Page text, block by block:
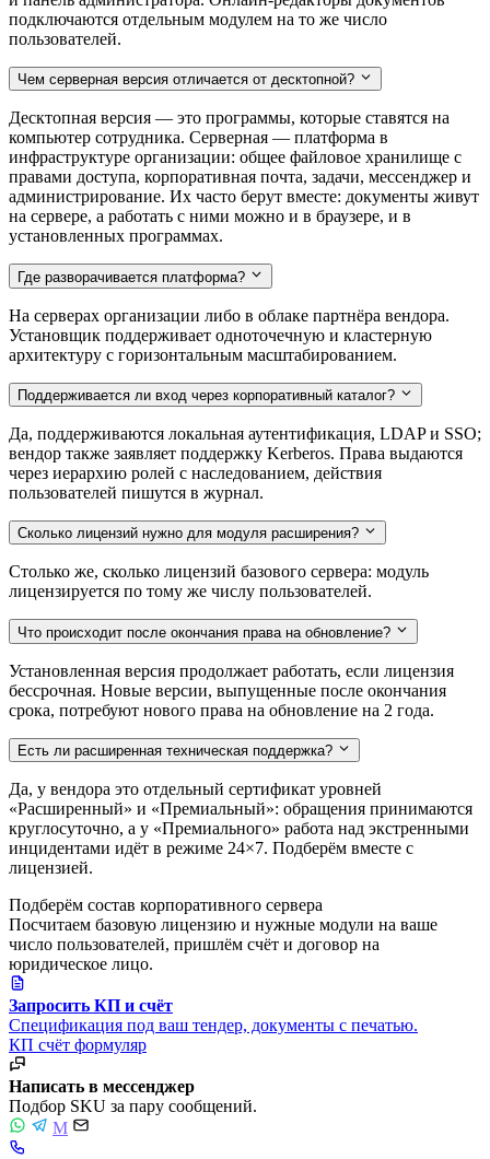
подключаются отдельным модулем на то же число
пользователей.
Чем серверная версия отличается от десктопной?
Десктопная версия — это программы, которые ставятся на
компьютер сотрудника. Серверная — платформа в
инфраструктуре организации: общее файловое хранилище с
правами доступа, корпоративная почта, задачи, мессенджер и
администрирование. Их часто берут вместе: документы живут
на сервере, а работать с ними можно и в браузере, и в
установленных программах.
Где разворачивается платформа?
На серверах организации либо в облаке партнёра вендора.
Установщик поддерживает одноточечную и кластерную
архитектуру с горизонтальным масштабированием.
Поддерживается ли вход через корпоративный каталог?
Да, поддерживаются локальная аутентификация, LDAP и SSO;
вендор также заявляет поддержку Kerberos. Права выдаются
через иерархию ролей с наследованием, действия
пользователей пишутся в журнал.
Сколько лицензий нужно для модуля расширения?
Столько же, сколько лицензий базового сервера: модуль
лицензируется по тому же числу пользователей.
Что происходит после окончания права на обновление?
Установленная версия продолжает работать, если лицензия
бессрочная. Новые версии, выпущенные после окончания
срока, потребуют нового права на обновление на 2 года.
Есть ли расширенная техническая поддержка?
Да, у вендора это отдельный сертификат уровней
«Расширенный» и «Премиальный»: обращения принимаются
круглосуточно, а у «Премиального» работа над экстренными
инцидентами идёт в режиме 24×7. Подберём вместе с
лицензией.
Подберём состав корпоративного сервера
Посчитаем базовую лицензию и нужные модули на ваше
число пользователей, пришлём счёт и договор на
юридическое лицо.
Запросить КП и счёт
Спецификация под ваш тендер, документы с печатью.
КП счёт формуляр
Написать в мессенджер
Подбор SKU за пару сообщений.
M